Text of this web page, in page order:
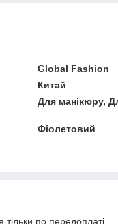
Global Fashion
Китай
Для манікюру,
Фіолетовий
тільки по передоплаті.